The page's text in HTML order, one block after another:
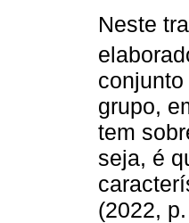
Neste
grupo,
tem
seja, é
(2022,